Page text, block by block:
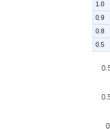
1.0
0.9
0.8
0.5